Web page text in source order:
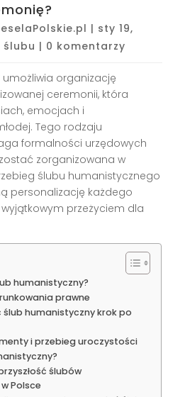
| sty 19,
ślubu | 0 komentarzy
umożliwia organizację
ceremonii, która
emocjach i
Tego rodzaju
formalności urzędowych
zorganizowana w
ślubu humanistycznego
personalizację każdego
przeżyciem dla
humanistyczny?
prawne
humanistyczny krok po
i przebieg uroczystości
ślubów
Polsce